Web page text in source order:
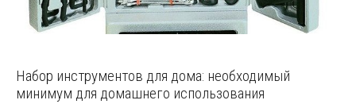
Набор инструментов для дома: необходимый
минимум для домашнего использования